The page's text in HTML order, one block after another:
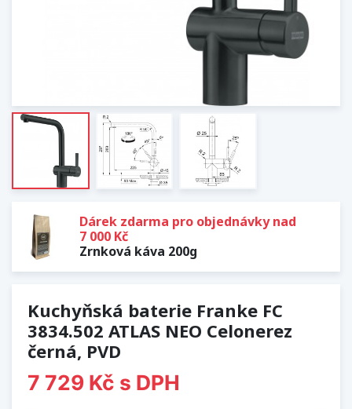
Dárek zdarma pro objednávky nad
7 000 Kč
Zrnková káva 200g
Kuchyňská baterie Franke FC
3834.502 ATLAS NEO Celonerez
černá, PVD
7 729 Kč s DPH